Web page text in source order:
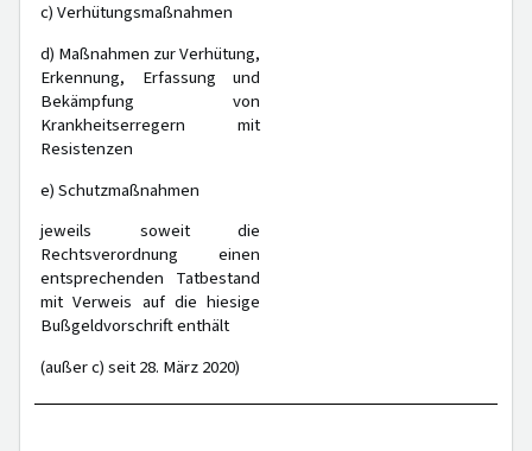
c) Verhütungsmaßnahmen
d) Maßnahmen zur Verhütung,
Erkennung, Erfassung und
Bekämpfung von
Krankheitserregern mit
Resistenzen
e) Schutzmaßnahmen
jeweils soweit die
Rechtsverordnung einen
entsprechenden Tatbestand
mit Verweis auf die hiesige
Bußgeldvorschrift enthält
(außer c) seit 28. März 2020)